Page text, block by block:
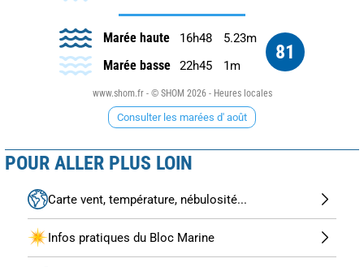
81
Marée haute 16h48 5.23m
Marée basse 22h45 1m
www.shom.fr - © SHOM 2026 - Heures locales
Consulter les marées d' août
POUR ALLER PLUS LOIN
Carte vent, température, nébulosité...
Infos pratiques du Bloc Marine